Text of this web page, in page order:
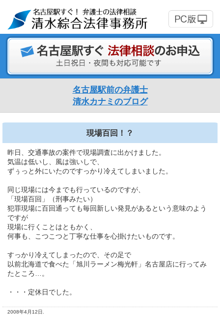
名古屋駅前の弁護士
清水カナミのブログ
現場百回！？
昨日、交通事故の案件で現場調査に出かけました。
気温は低いし、風は強いしで、
ずぅっと外にいたのですっかり冷えてしまいました。
同じ現場には今までも行っているのですが、
「現場百回」（刑事みたい）
犯罪現場に百回通っても毎回新しい発見があるという意味のよう
ですが
現場に行くことはともかく、
何事も、こつこつと丁寧な仕事を心掛けたいものです。
すっかり冷えてしまったので、その足で
以前北海道で食べた「旭川ラーメン梅光軒」名古屋店に行ってみ
たところ…。
・・・定休日でした。
2008年4月12日.